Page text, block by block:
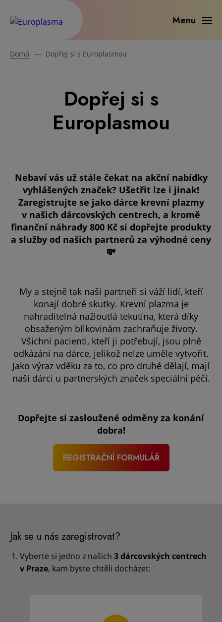
Menu
Domů — Dopřej si s Europlasmou
Dopřej si s
Europlasmou
Nebaví vás už stále čekat na akční nabídky
vyhlášených značek? Ušetřit lze i jinak!
Zaregistrujte se jako dárce krevní plazmy
v našich dárcovských centrech, a kromě
finanční náhrady 800 Kč si dopřejte produkty
a služby od našich partnerů za výhodné ceny
💸
My a stejně tak naši partneři si váží lidí, kteří
konají dobré skutky. Krevní plazma je
nahraditelná nažloutlá tekutina, která díky
obsaženým bílkovinám zachraňuje životy.
Všichni pacienti, kteří ji potřebují, jsou plně
odkázáni na dárce, jelikož nelze uměle vytvořit.
Jako výraz vděku za to, co pro druhé dělají, mají
naši dárci u partnerských značek speciální péči.
Dopřejte si zasloužené odměny za konání
dobra!
REGISTRAČNÍ FORMULÁŘ
Jak se u nás zaregistrovat?
Vyberte si jedno z našich 3 dárcovských centrech
v Praze, kam byste chtěli docházet: